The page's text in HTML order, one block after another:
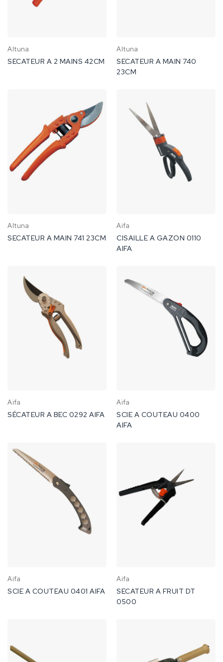
Altuna
SECATEUR A 2 MAINS 42CM
Altuna
SECATEUR A MAIN 740
23CM
Altuna
SECATEUR A MAIN 741 23CM
Aifa
CISAILLE A GAZON 0110
AIFA
Aifa
SÉCATEUR A BEC 0292 AIFA
Aifa
SCIE A COUTEAU 0400
AIFA
Aifa
SCIE A COUTEAU 0401 AIFA
Aifa
SECATEUR A FRUIT DT
0500